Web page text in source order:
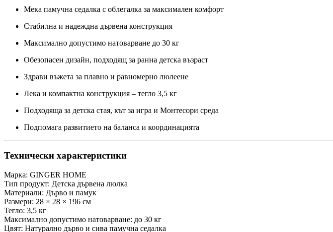
Мека памучна седалка с облегалка за максимален комфорт
Стабилна и надеждна дървена конструкция
Максимално допустимо натоварване до 30 кг
Обезопасен дизайн, подходящ за ранна детска възраст
Здрави въжета за плавно и равномерно люлеене
Лека и компактна конструкция – тегло 3,5 кг
Подходяща за детска стая, кът за игра и Монтесори среда
Подпомага развитието на баланса и координацията
Технически характеристики
Марка: GINGER HOME
Тип продукт: Детска дървена люлка
Материали: Дърво и памук
Размери: 28 × 28 × 196 см
Тегло: 3,5 кг
Максимално допустимо натоварване: до 30 кг
Цвят: Натурално дърво и сива памучна седалка